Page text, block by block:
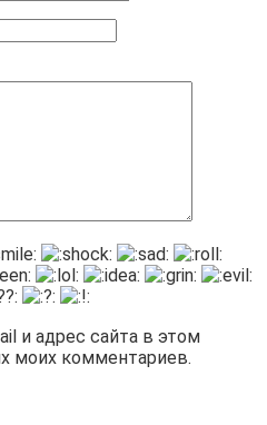
и адрес сайта в этом
моих комментариев.